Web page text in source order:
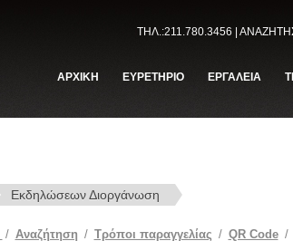
ΤΗΛ.:211.780.3456 |
ΑΡΧΙΚΗ ΕΥΡΕΤΗΡΙΟ ΕΡΓΑΛΕΙΑ
Εκδηλώσεων Διοργάνωση
/ Αναζήτηση / Tρόποι παραγγελίας / QR Code /